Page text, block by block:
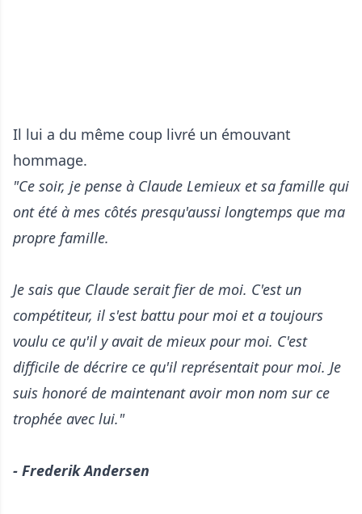
Il lui a du même coup livré un émouvant
hommage.
"Ce soir, je pense à Claude Lemieux et sa famille qui
ont été à mes côtés presqu'aussi longtemps que ma
propre famille.
Je sais que Claude serait fier de moi. C'est un
compétiteur, il s'est battu pour moi et a toujours
voulu ce qu'il y avait de mieux pour moi. C'est
difficile de décrire ce qu'il représentait pour moi. Je
suis honoré de maintenant avoir mon nom sur ce
trophée avec lui."
- Frederik Andersen